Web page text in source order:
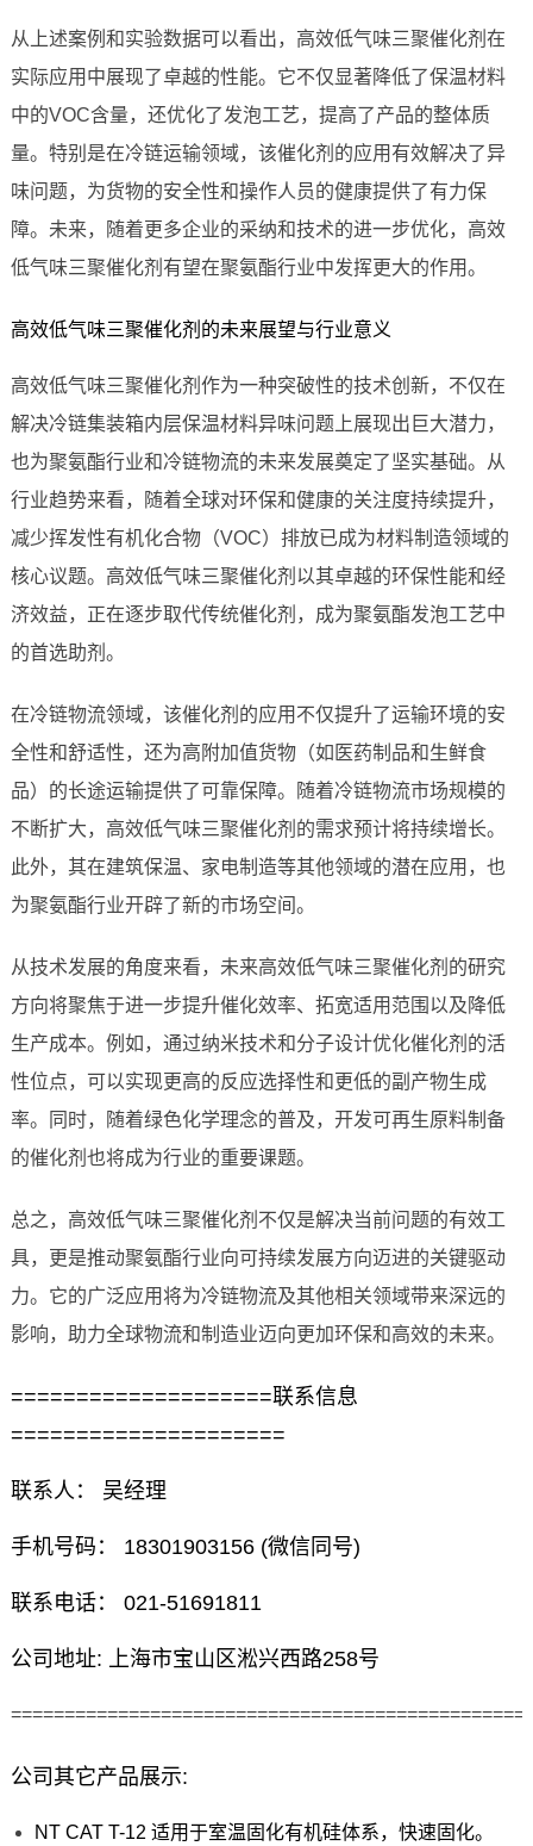
从上述案例和实验数据可以看出，高效低气味三聚催化剂在
实际应用中展现了卓越的性能。它不仅显著降低了保温材料
中的VOC含量，还优化了发泡工艺，提高了产品的整体质
量。特别是在冷链运输领域，该催化剂的应用有效解决了异
味问题，为货物的安全性和操作人员的健康提供了有力保
障。未来，随着更多企业的采纳和技术的进一步优化，高效
低气味三聚催化剂有望在聚氨酯行业中发挥更大的作用。
高效低气味三聚催化剂的未来展望与行业意义
高效低气味三聚催化剂作为一种突破性的技术创新，不仅在
解决冷链集装箱内层保温材料异味问题上展现出巨大潜力，
也为聚氨酯行业和冷链物流的未来发展奠定了坚实基础。从
行业趋势来看，随着全球对环保和健康的关注度持续提升，
减少挥发性有机化合物（VOC）排放已成为材料制造领域的
核心议题。高效低气味三聚催化剂以其卓越的环保性能和经
济效益，正在逐步取代传统催化剂，成为聚氨酯发泡工艺中
的首选助剂。
在冷链物流领域，该催化剂的应用不仅提升了运输环境的安
全性和舒适性，还为高附加值货物（如医药制品和生鲜食
品）的长途运输提供了可靠保障。随着冷链物流市场规模的
不断扩大，高效低气味三聚催化剂的需求预计将持续增长。
此外，其在建筑保温、家电制造等其他领域的潜在应用，也
为聚氨酯行业开辟了新的市场空间。
从技术发展的角度来看，未来高效低气味三聚催化剂的研究
方向将聚焦于进一步提升催化效率、拓宽适用范围以及降低
生产成本。例如，通过纳米技术和分子设计优化催化剂的活
性位点，可以实现更高的反应选择性和更低的副产物生成
率。同时，随着绿色化学理念的普及，开发可再生原料制备
的催化剂也将成为行业的重要课题。
总之，高效低气味三聚催化剂不仅是解决当前问题的有效工
具，更是推动聚氨酯行业向可持续发展方向迈进的关键驱动
力。它的广泛应用将为冷链物流及其他相关领域带来深远的
影响，助力全球物流和制造业迈向更加环保和高效的未来。
====================联系信息
=====================
联系人： 吴经理
手机号码： 18301903156 (微信同号)
联系电话： 021-51691811
公司地址: 上海市宝山区淞兴西路258号
公司其它产品展示:
NT CAT T-12 适用于室温固化有机硅体系，快速固化。